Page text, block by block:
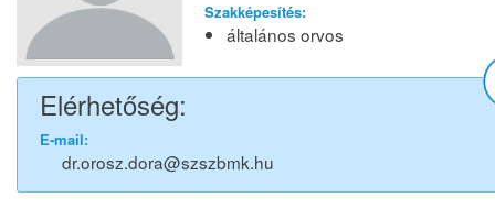
Szakképesítés:
általános orvos
Elérhetőség:
E-mail:
dr.orosz.dora@szszbmk.hu